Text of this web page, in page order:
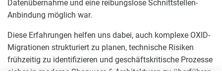
Datenübernahme und eine reibungslose Schnittstellen-
Anbindung möglich war.
Diese Erfahrungen helfen uns dabei, auch komplexe OXID-
Migrationen strukturiert zu planen, technische Risiken
frühzeitig zu identifizieren und geschäftskritische Prozesse
sicher in moderne Shopware-6-Architekturen zu überführen.